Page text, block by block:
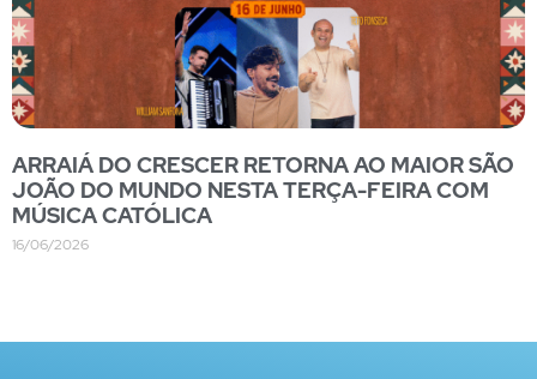
ARRAIÁ DO CRESCER RETORNA AO MAIOR SÃO
JOÃO DO MUNDO NESTA TERÇA-FEIRA COM
MÚSICA CATÓLICA
16/06/2026